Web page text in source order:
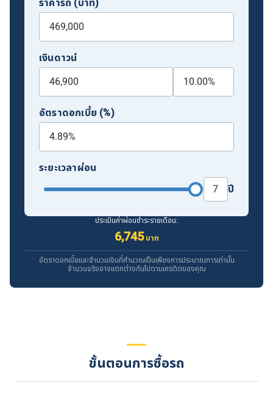
ราคารถ (บาท)
เงินดาวน์
อัตราดอกเบี้ย (%)
ระยะเวลาผ่อน
ปี
ประเมินค่าผ่อนชำระรายเดือน:
6,745 บาท
อัตราดอกเบี้ยและจำนวนเงินที่คำนวณเป็นเพียงการประมาณการเท่านั้น
จำนวนจริงอาจแตกต่างกันไปตามเครดิตของคุณ
ขั้นตอนการซื้อรถ